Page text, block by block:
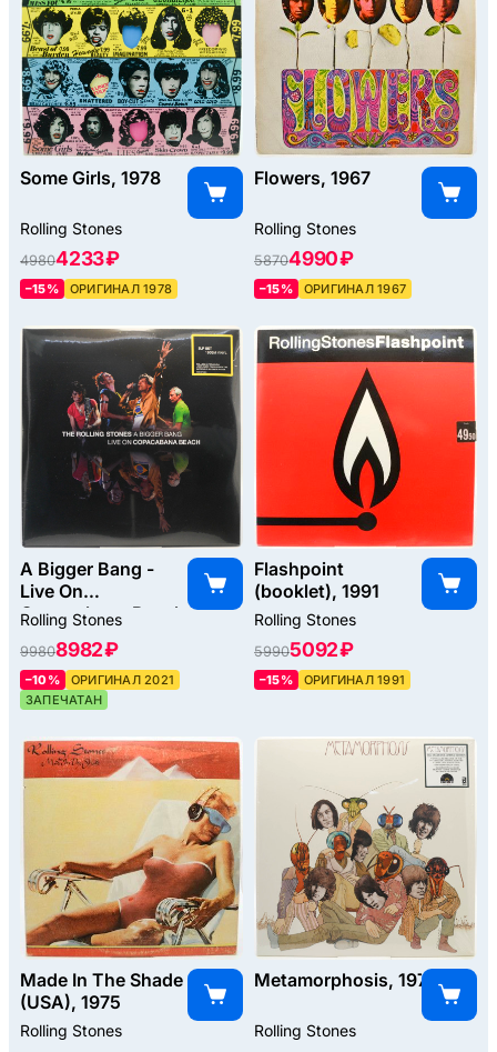
Some Girls, 1978
Rolling Stones
49804233 ₽
–15% ОРИГИНАЛ 1978
Flowers, 1967
Rolling Stones
58704990 ₽
–15% ОРИГИНАЛ 1967
A Bigger Bang -
Live On
Copacabana Beach
(3LP), 2021
Rolling Stones
99808982 ₽
–10%
ОРИГИНАЛ 2021
ЗАПЕЧАТАН
Flashpoint
(booklet), 1991
Rolling Stones
59905092 ₽
–15% ОРИГИНАЛ 1991
Made In The Shade
(USA), 1975
Rolling Stones
Metamorphosis, 1975
Rolling Stones